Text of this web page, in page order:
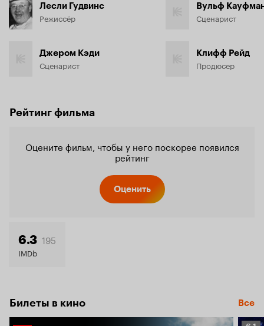
Лесли Гудвинс
Режиссёр
Джером Кэди
Сценарист
Вульф
Сценарист
Клифф Рейд
Продюсер
Рейтинг фильма
Оцените фильм, чтобы у него поскорее появился
рейтинг
Оценить
6.3 195
IMDb
Билеты в кино Все